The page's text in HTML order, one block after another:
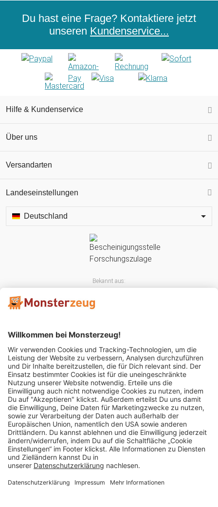
Du hast eine Frage? Kontaktiere jetzt
unseren Kundenservice...
Hilfe & Kundenservice
Über uns
Versandarten
Landeseinstellungen
Deutschland
Bekannt aus:
Mitglied im:
Impressum AGB Widerrufsbelehrung